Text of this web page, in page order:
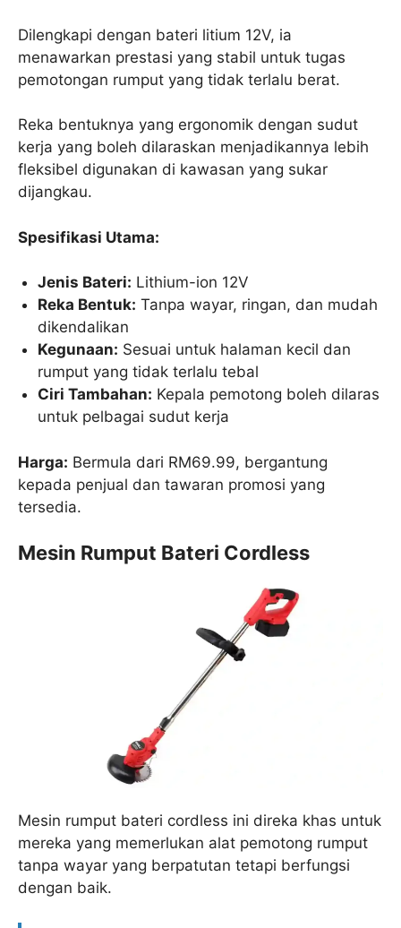
Dilengkapi dengan bateri litium 12V, ia
menawarkan prestasi yang stabil untuk tugas
pemotongan rumput yang tidak terlalu berat.
Reka bentuknya yang ergonomik dengan sudut
kerja yang boleh dilaraskan menjadikannya lebih
fleksibel digunakan di kawasan yang sukar
dijangkau.
Spesifikasi Utama:
Jenis Bateri: Lithium-ion 12V
Reka Bentuk: Tanpa wayar, ringan, dan mudah
dikendalikan
Kegunaan: Sesuai untuk halaman kecil dan
rumput yang tidak terlalu tebal
Ciri Tambahan: Kepala pemotong boleh dilaras
untuk pelbagai sudut kerja
Harga: Bermula dari RM69.99, bergantung
kepada penjual dan tawaran promosi yang
tersedia.
Mesin Rumput Bateri Cordless
Mesin rumput bateri cordless ini direka khas untuk
mereka yang memerlukan alat pemotong rumput
tanpa wayar yang berpatutan tetapi berfungsi
dengan baik.